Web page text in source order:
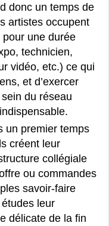
donc un temps de
artistes occupent
une durée
technicien,
vidéo, etc.) ce qui
et d’exercer
du réseau
un premier temps
créent leur
collégiale
ou commandes
savoir-faire
leur
délicate de la fin